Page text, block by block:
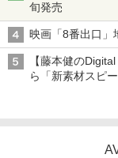
旬発売
映画「8番出口」
【藤本健の
ら「新素材スピ